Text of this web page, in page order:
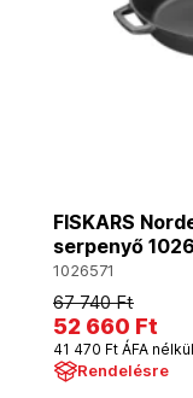
FISKARS
serpenyő
1026571
67 740 Ft
52 660 Ft
41 470 Ft ÁFA nélkül
Rendelésre